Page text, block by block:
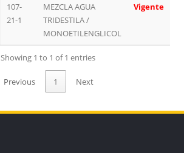
107-
21-1
MEZCLA AGUA
TRIDESTILA /
MONOETILENGLICOL
Vigente
Showing 1 to 1 of 1 entries
Previous 1 Next